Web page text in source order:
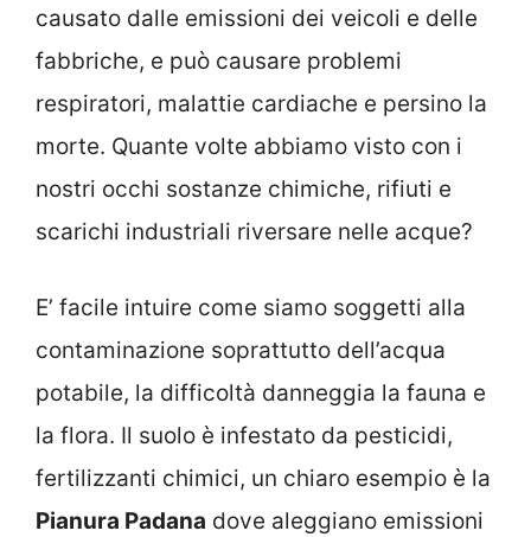
causato dalle emissioni dei veicoli e delle
fabbriche, e può causare problemi
respiratori, malattie cardiache e persino la
morte. Quante volte abbiamo visto con i
nostri occhi sostanze chimiche, rifiuti e
scarichi industriali riversare nelle acque?
E’ facile intuire come siamo soggetti alla
contaminazione soprattutto dell’acqua
potabile, la difficoltà danneggia la fauna e
la flora. Il suolo è infestato da pesticidi,
fertilizzanti chimici, un chiaro esempio è la
Pianura Padana dove aleggiano emissioni